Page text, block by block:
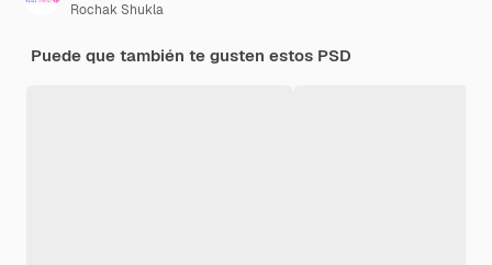
Rochak Shukla
Puede que también te gusten estos PSD